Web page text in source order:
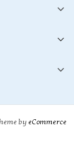
by eCommerce